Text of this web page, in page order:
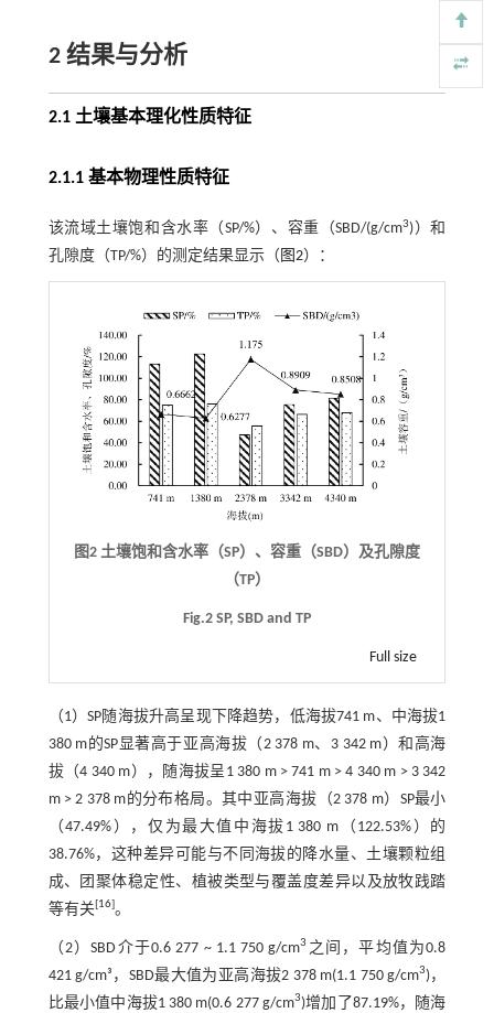
2 结果与分析
2.1 土壤基本理化性质特征
2.1.1 基本物理性质特征
该流域土壤饱和含水率（SP/%）、容重（SBD/(g/cm3)）和
孔隙度（TP/%）的测定结果显示（ 图2）：
图2 土壤饱和含水率（SP）、容重（SBD）及孔隙度
（TP）
Fig.2 SP, SBD and TP
Full size
（1）SP随海拔升高呈现下降趋势，低海拔741 m、中海拔1
380 m的SP显著高于亚高海拔（2 378 m、3 342 m）和高海
拔（4 340 m），随海拔呈1 380 m > 741 m > 4 340 m > 3 342
m > 2 378 m的分布格局。其中亚高海拔（2 378 m）SP最小
（47.49%），仅为最大值中海拔1 380 m（122.53%）的
38.76%，这种差异可能与不同海拔的降水量、土壤颗粒组
成、团聚体稳定性、植被类型与覆盖度差异以及放牧践踏
等有关 16] 。
（2）SBD介于0.6 277 ~ 1.1 750 g/cm3 之间，平均值为0.8
421 g/cm³，SBD最大值为亚高海拔2 378 m(1.1 750 g/cm3)，
比最小值中海拔1 380 m(0.6 277 g/cm3)增加了87.19%，随海